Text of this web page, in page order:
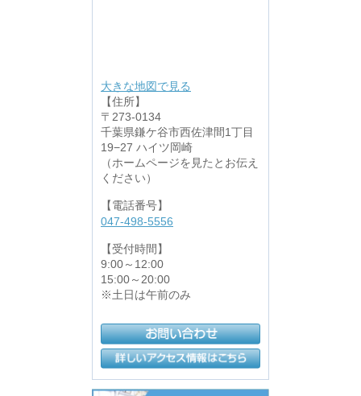
大きな地図で見る
【住所】
〒273-0134
千葉県鎌ケ谷市西佐津間1丁目
19−27 ハイツ岡崎
（ホームページを見たとお伝え
ください）
【電話番号】
047-498-5556
【受付時間】
9:00～12:00
15:00～20:00
※土日は午前のみ